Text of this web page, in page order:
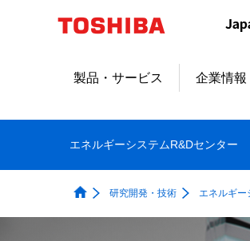
ャ
プ
製品・サービス 企業情報
エネルギーシステムR&Dセンター
研究開発・技術 エネルギー